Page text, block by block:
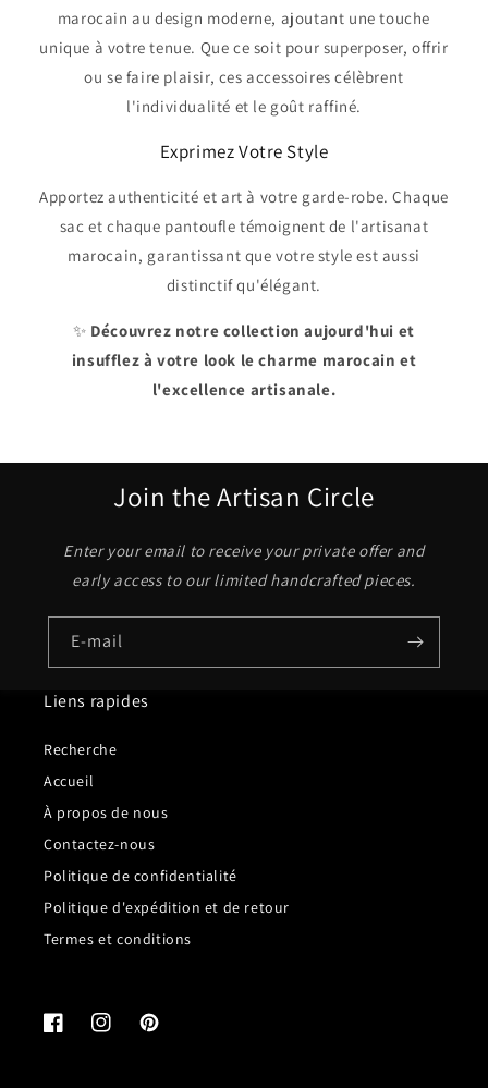
marocain au design moderne, ajoutant une touche
unique à votre tenue. Que ce soit pour superposer, offrir
ou se faire plaisir, ces accessoires célèbrent
l'individualité et le goût raffiné.
Exprimez Votre Style
Apportez authenticité et art à votre garde-robe. Chaque
sac et chaque pantoufle témoignent de l'artisanat
marocain, garantissant que votre style est aussi
distinctif qu'élégant.
✨ Découvrez notre collection aujourd'hui et
insufflez à votre look le charme marocain et
l'excellence artisanale.
Join the Artisan Circle
Enter your email to receive your private offer and
early access to our limited handcrafted pieces.
E-mail
Liens rapides
Recherche
Accueil
À propos de nous
Contactez-nous
Politique de confidentialité
Politique d'expédition et de retour
Termes et conditions
FacebookInstagramPinterest